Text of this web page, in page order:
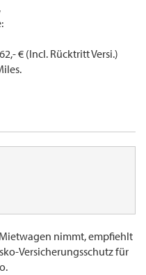
€ (Incl. Rücktritt Versi.)
nimmt, empfiehlt
Versicherungsschutz für